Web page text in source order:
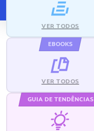
VER TODOS
EBOOKS
VER TODOS
GUIA DE TENDÊNCIAS